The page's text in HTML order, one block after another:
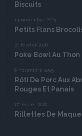
Biscuits
14 novembre 2024
Petits Flans
20 février 2026
Poke Bowl Au
6 novembre 2025
Rôti De Porc Aux
Rouges Et Panais
17 février 2026
Rillettes De